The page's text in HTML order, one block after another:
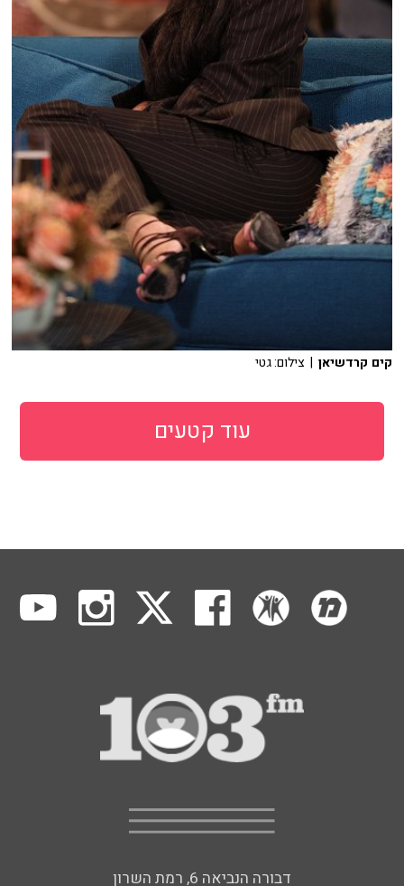
קים קרדשיאן | צילום: גטי
עוד קטעים
דבורה הנביאה 6, רמת השרון